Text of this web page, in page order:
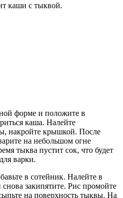
каши с тыквой.
форме и положите в
каша. Налейте
накройте крышкой. После
на небольшом огне
тыква пустит сок, что будет
варки.
в сотейник. Налейте в
закипятите. Рис промойте
на поверхность тыквы. На